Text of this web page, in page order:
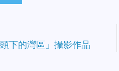
下的灣區」攝影作品